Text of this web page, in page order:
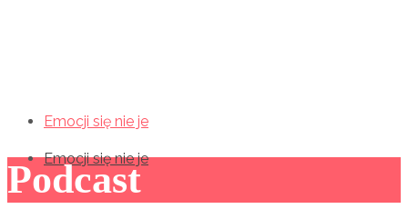
Emocji się nie je
Emocji się nie je
Podcast